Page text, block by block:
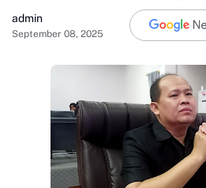
admin
September 08, 2025